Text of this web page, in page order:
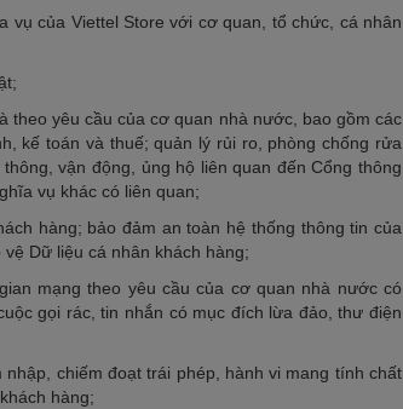
vụ của Viettel Store với cơ quan, tổ chức, cá nhân
theo yêu cầu của cơ quan nhà nước, bao gồm các
kế toán và thuế; quản lý rủi ro, phòng chống rửa
vận động, ủng hộ liên quan đến Cổng thông
vụ khác có liên quan;
hàng; bảo đảm an toàn hệ thống thông tin của
Dữ liệu cá nhân khách hàng;
mạng theo yêu cầu của cơ quan nhà nước có
gọi rác, tin nhắn có mục đích lừa đảo, thư điện
chiếm đoạt trái phép, hành vi mang tính chất
hàng;